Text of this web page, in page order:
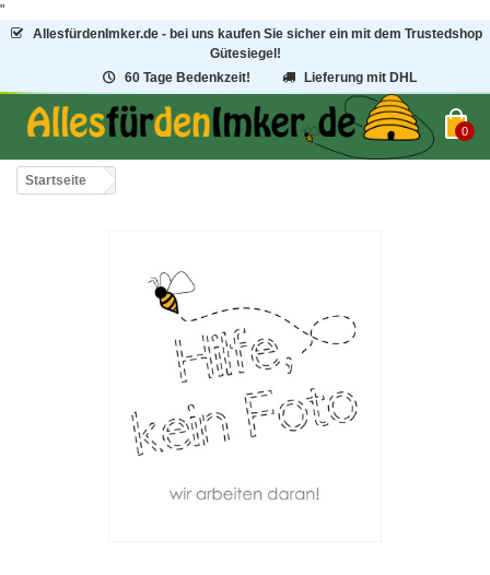
"
AllesfürdenImker.de - bei uns kaufen Sie sicher ein mit dem Trustedshop
Gütesiegel!
60 Tage Bedenkzeit!
Lieferung mit DHL
0
Startseite